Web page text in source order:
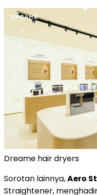
Dreame hair dryers
Sorotan lainnya,Aero
Straightener,